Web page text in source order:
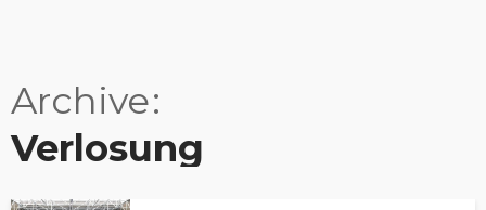
Archive
Verlosung